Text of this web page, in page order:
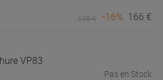
198 € -16% 166 €
VP83
Pas en Stock